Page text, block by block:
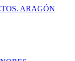
ARAGÓN